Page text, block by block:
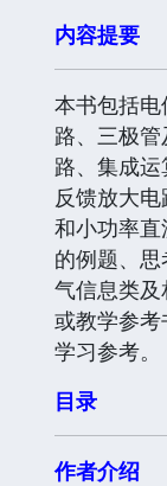
内容提要
本书包括
路、三极
路、集成
反馈放大
和小功率
的例题、
气信息类
或教学参
学习参考。
目录
作者介绍